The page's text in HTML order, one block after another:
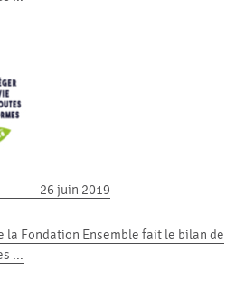
26 juin 2019
la Fondation Ensemble fait le bilan de
...